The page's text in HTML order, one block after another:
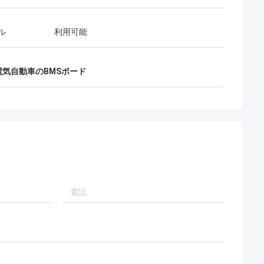
利用可能
気自動車のBMSボード